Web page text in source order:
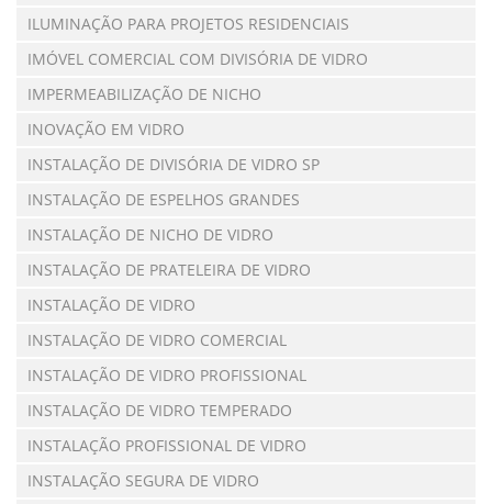
ILUMINAÇÃO PARA PROJETOS RESIDENCIAIS
IMÓVEL COMERCIAL COM DIVISÓRIA DE VIDRO
IMPERMEABILIZAÇÃO DE NICHO
INOVAÇÃO EM VIDRO
INSTALAÇÃO DE DIVISÓRIA DE VIDRO SP
INSTALAÇÃO DE ESPELHOS GRANDES
INSTALAÇÃO DE NICHO DE VIDRO
INSTALAÇÃO DE PRATELEIRA DE VIDRO
INSTALAÇÃO DE VIDRO
INSTALAÇÃO DE VIDRO COMERCIAL
INSTALAÇÃO DE VIDRO PROFISSIONAL
INSTALAÇÃO DE VIDRO TEMPERADO
INSTALAÇÃO PROFISSIONAL DE VIDRO
INSTALAÇÃO SEGURA DE VIDRO